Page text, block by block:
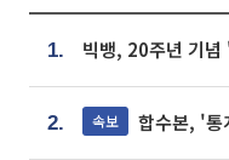
1.
2. 속보 합수본, '통계 조